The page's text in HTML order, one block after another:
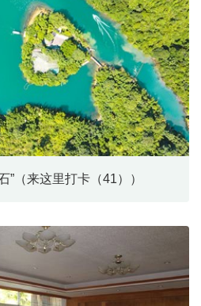
”（来这里打卡（41））